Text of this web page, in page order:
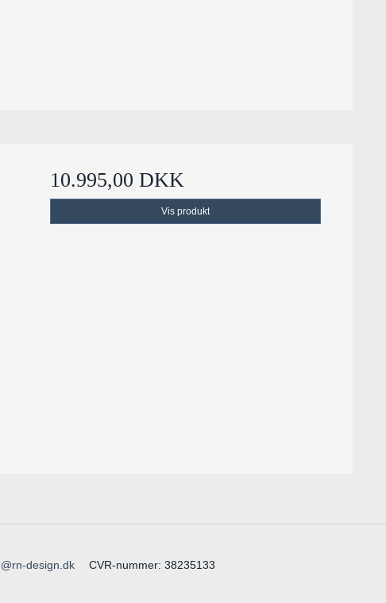
10.995,00 DKK
Vis produkt
design.dk CVR-nummer: 38235133